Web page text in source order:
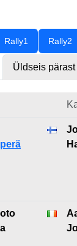
Rally1 Rally2
Üldseis